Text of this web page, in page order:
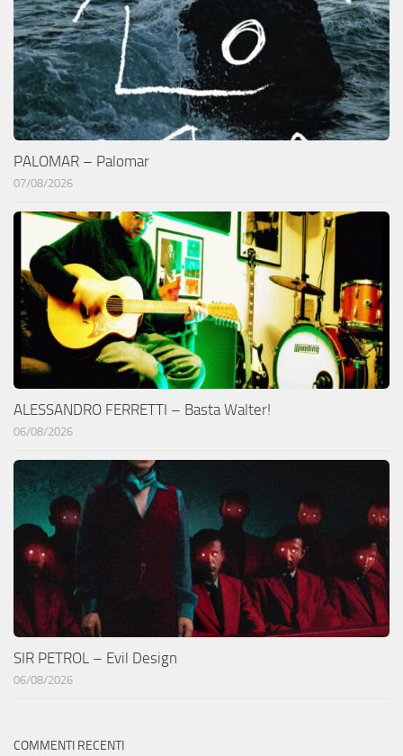
PALOMAR – Palomar
07/08/2026
ALESSANDRO FERRETTI – Basta Walter!
06/08/2026
SIR PETROL – Evil Design
06/08/2026
COMMENTI RECENTI